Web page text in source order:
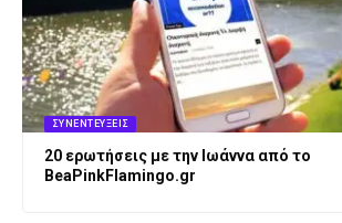
ΣΥΝΕΝΤΕΎΞΕΙΣ
20 ερωτήσεις με την Ιωάννα από το
BeaPinkFlamingo.gr